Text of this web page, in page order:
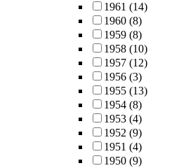
1961 (14)
1960 (8)
1959 (8)
1958 (10)
1957 (12)
1956 (3)
1955 (13)
1954 (8)
1953 (4)
1952 (9)
1951 (4)
1950 (9)